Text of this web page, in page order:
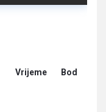
Vrijeme Bod